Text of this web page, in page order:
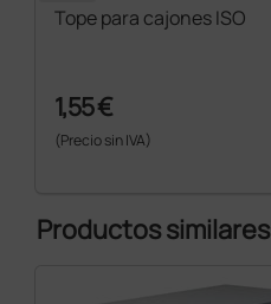
Tope para cajones ISO
1,55 €
(Precio sin IVA)
Productos similares